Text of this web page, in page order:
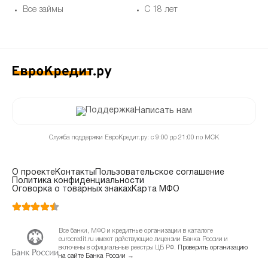
Все займы С 18 лет
Написать нам
Служба поддержки ЕвроКредит.ру: с 9:00 до 21:00 по МСК
О проектеКонтакты
Пользовательское соглашение
Политика конфиденциальности
Оговорка о товарных знакахКарта МФО
Все банки, МФО и кредитные организации в каталоге
eurocredit.ru имеют действующие лицензии Банка России и
включены в официальные реестры ЦБ РФ.
Проверить организацию
на сайте Банка России →